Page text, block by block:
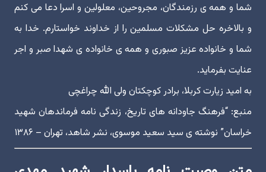
شما و همه ی رزمندگان، مجروحین، معلولین و اسرا دعا می کنم
و بالاخره حل مشکلات مسلمین را از خداوند خواستارم. خدا به
شما و خانواده عزیز صبوری و همه ی خانواده ی شهدا صبر و اجر
عنایت بفرماید.
به امید زیارت کربلا، برادر کوچکتان ولی الله چراغچی
منبع: “فرهنگ جاودانه های تاریخ، زندگی نامه فرماندهان شهید
خراسان” نوشته ی سید سعید موسوی، نشر شاهد، تهران – ۱۳۸۶